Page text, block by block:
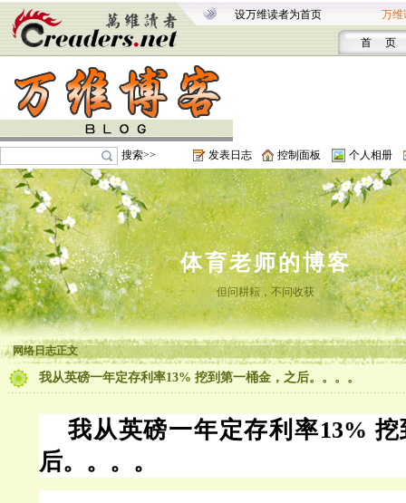
设万维读者为首页 万维
首 页
搜索>> 发表日志 控制面板 个人相册
体育老师的博客
但问耕耘，不问收获
网络日志正文
我从英磅一年定存利率13% 挖到第一桶金，之后。。。。
我从英磅一年定存利率13%
后。。。。